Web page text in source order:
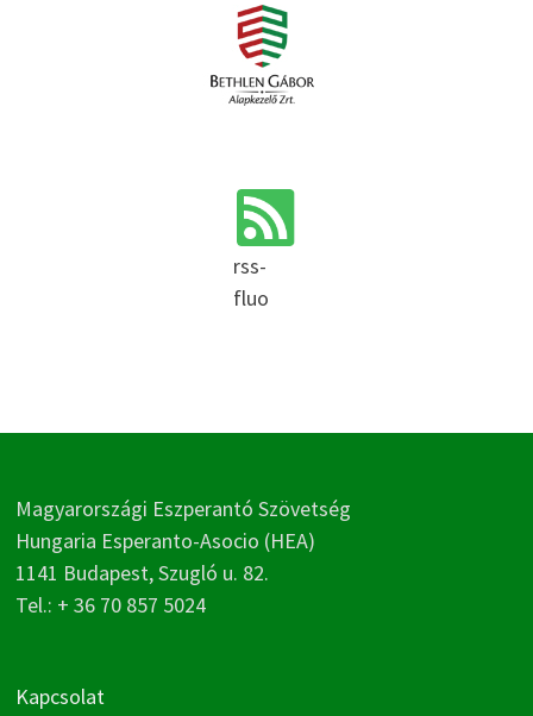
rss-
fluo
Magyarországi Eszperantó Szövetség
Hungaria Esperanto-Asocio (HEA)
1141 Budapest, Szugló u. 82.
Tel.: + 36 70 857 5024
Kapcsolat